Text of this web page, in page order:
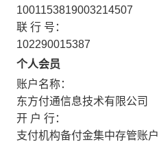
1001153819003214507
联 行 号：
102290015387
个人会员
账户名称：
东方付通信息技术有限公司
开 户 行：
支付机构备付金集中存管账户